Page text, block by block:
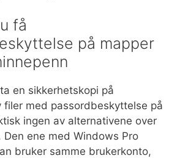
få
på mapper
en sikkerhetskopi på
filer med passordbeskyttelse på
ingen av alternativene over
Den ene med Windows Pro
bruker samme brukerkonto,